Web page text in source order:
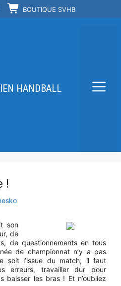
BOUTIQUE SVHB
HANDBALL
!
son
de
de questionnements en tous
de championnat n’y a pas
soit l’issue du match, il faut
erreurs, travailler dur pour
baisser les bras ! Et n’oubliez